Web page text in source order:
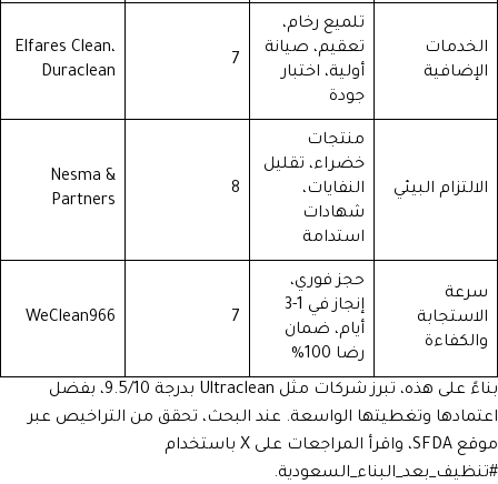
الخدمات
الإضافية
تلميع رخام،
تعقيم، صيانة
أولية، اختبار
جودة
7
Elfares Clean،
Duraclean
الالتزام البيئي
منتجات
خضراء، تقليل
النفايات،
شهادات
استدامة
8
Nesma &
Partners
سرعة
الاستجابة
والكفاءة
حجز فوري،
إنجاز في 1-3
أيام، ضمان
رضا 100%
7
WeClean966
بناءً على هذه، تبرز شركات مثل Ultraclean بدرجة 9.5/10، بفضل
اعتمادها وتغطيتها الواسعة. عند البحث، تحقق من التراخيص عبر
موقع SFDA، واقرأ المراجعات على X باستخدام
#تنظيف_بعد_البناء_السعودية.